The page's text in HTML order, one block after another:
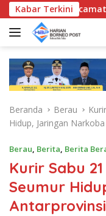
a
Kabar Terkini
Kecamatan
Beranda Berau
Hidup, Jaringan
Berau, Berita, Berita
Kurir Sabu
Seumur